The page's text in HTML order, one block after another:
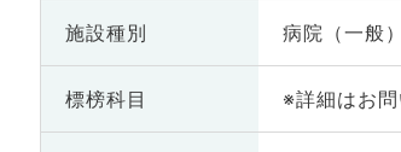
施設種別 病院（一般）
標榜科目 ※詳細はお